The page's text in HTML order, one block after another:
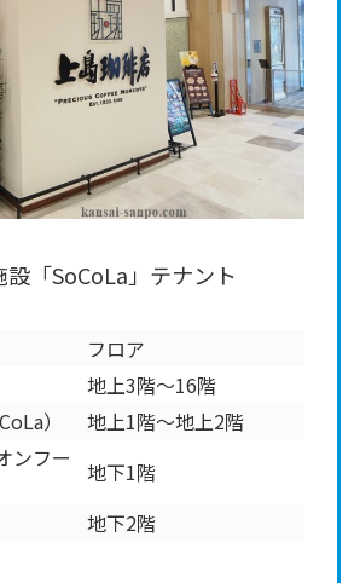
設「SoCoLa」テナント
フロア
地上3階～16階
）
地上1階～地上2階
ンフー
地下1階
地下2階